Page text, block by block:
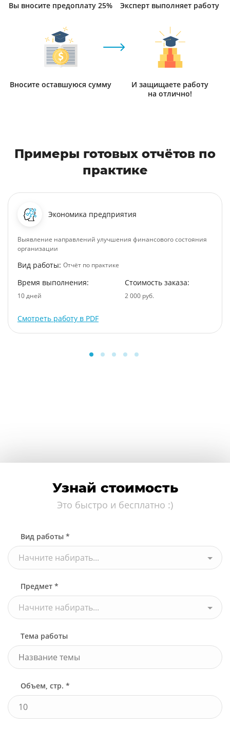
Вы вносите предоплату 25% Эксперт выполняет работу
Вносите оставшуюся сумму
И защищаете работу
на отлично!
Примеры готовых отчётов по
практике
Экономика предприятия
Выявление направлений улучшения финансового состояния
организации
Вид работы: Отчёт по практике
Время выполнения:
10 дней
Стоимость заказа:
2 000 руб.
Смотреть работу в PDF
Узнай стоимость
Это быстро и бесплатно :)
Вид работы *
Начните набирать...
Предмет *
Начните набирать...
Тема работы
Объем, стр. *